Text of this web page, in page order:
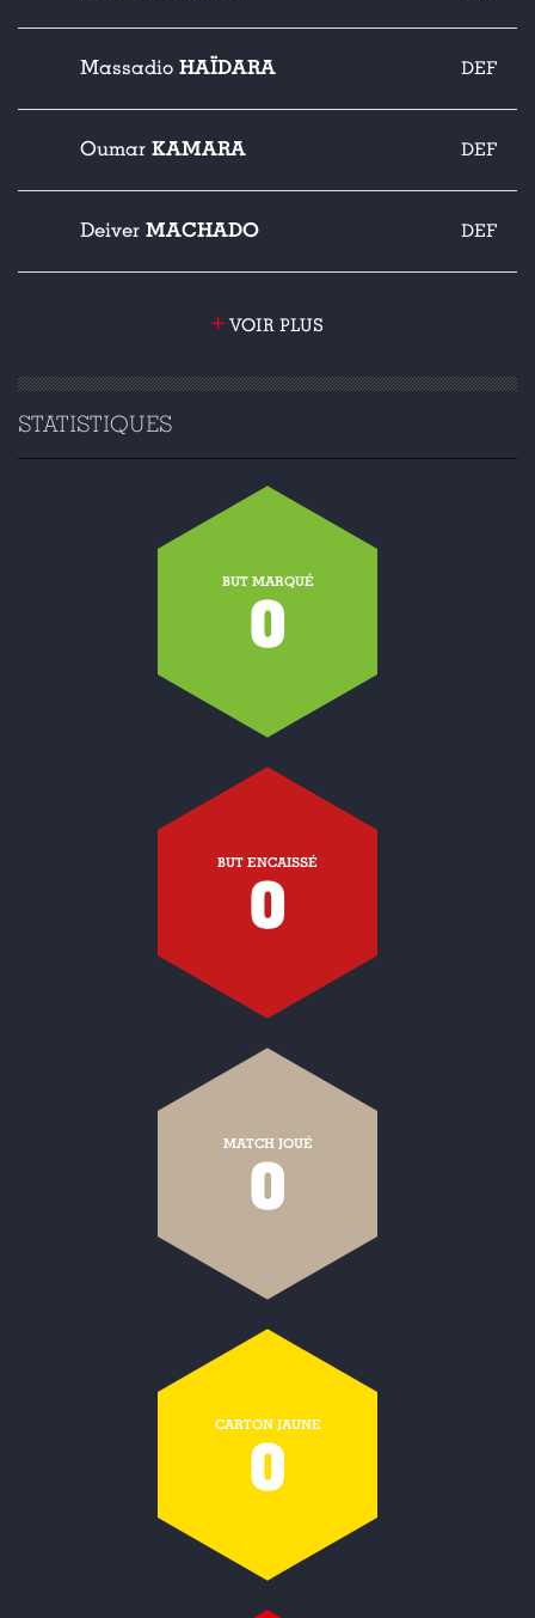
Massadio HAÏDARA DEF
Oumar KAMARA DEF
Deiver MACHADO DEF
+ VOIR PLUS
STATISTIQUES
BUT MARQUÉ
0
BUT ENCAISSÉ
0
MATCH JOUÉ
0
CARTON JAUNE
0